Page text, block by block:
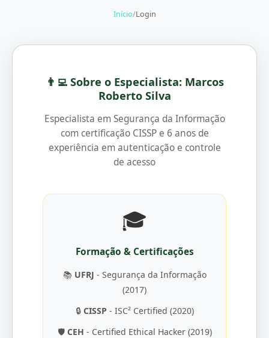
Início/Login
👨‍💻 Sobre o Especialista: Marcos
Roberto Silva
Especialista em Segurança da Informação
com certificação CISSP e 6 anos de
experiência em autenticação e controle
de acesso
🎓
Formação & Certificações
📚 UFRJ - Segurança da Informação
(2017)
🔒 CISSP - ISC² Certified (2020)
🛡️ CEH - Certified Ethical Hacker (2019)